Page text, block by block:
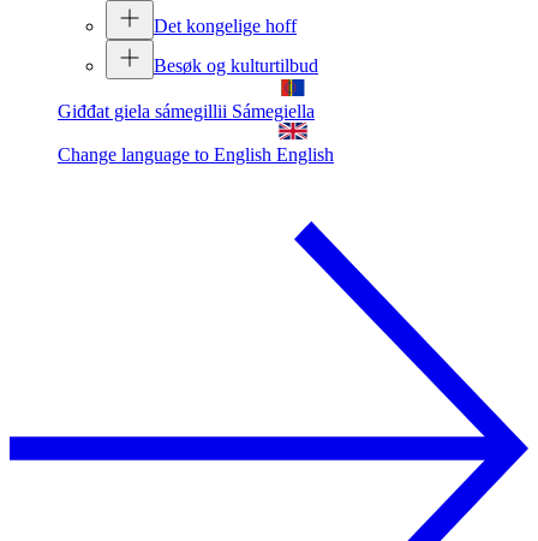
Det kongelige hoff
Besøk og kulturtilbud
Giđđat giela sámegillii Sámegiella
Change language to English English